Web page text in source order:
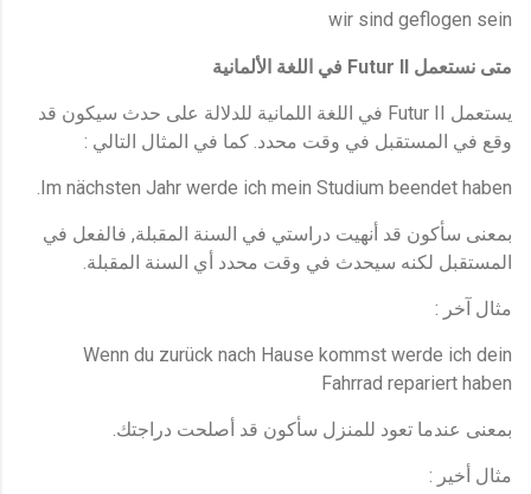
wir sind geflogen sein
متى نستعمل Futur II في اللغة الألمانية
يستعمل Futur II في اللغة اللمانية للدلالة على حدث سيكون قد
وقع في المستقبل في وقت محدد كما في المثال التالي :
Im nächsten Jahr werde ich mein Studium beendet haben.
بمعنى سأكون قد أنهيت دراستي في السنة المقبلة, فالفعل في
المستقبل لكنه سيحدث في وقت محدد أي السنة المقبلة
مثال آخر :
Wenn du zurück nach Hause kommst werde ich dein
Fahrrad repariert haben
بمعنى عندما تعود للمنزل سأكون قد أصلحت دراجتك
مثال أخير :